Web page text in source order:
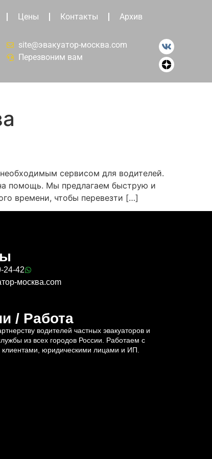
Цены Контакты Архив
site@эвакуатор-москва.com
Перезвоним вам
сервисом для водителей.
помощь. Мы предлагаем быструю и
времени, чтобы перевезти […]
24-42
москва.com
/ Работа
водителей частных эвакуаторов и
из всех городов России. Работаем с
клиентами, юридическими лицами и ИП.